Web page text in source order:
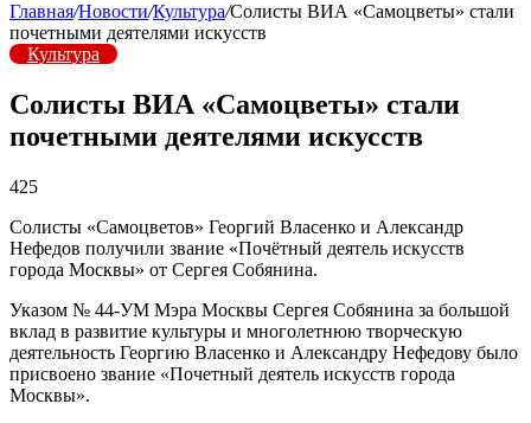
Главная/Новости/Культура/Солисты ВИА «Самоцветы» стали
почетными деятелями искусств
Культура
Солисты ВИА «Самоцветы» стали
почетными деятелями искусств
425
Солисты «Самоцветов» Георгий Власенко и Александр
Нефедов получили звание «Почётный деятель искусств
города Москвы» от Сергея Собянина.
Указом № 44-УМ Мэра Москвы Сергея Собянина за большой
вклад в развитие культуры и многолетнюю творческую
деятельность Георгию Власенко и Александру Нефедову было
присвоено звание «Почетный деятель искусств города
Москвы».